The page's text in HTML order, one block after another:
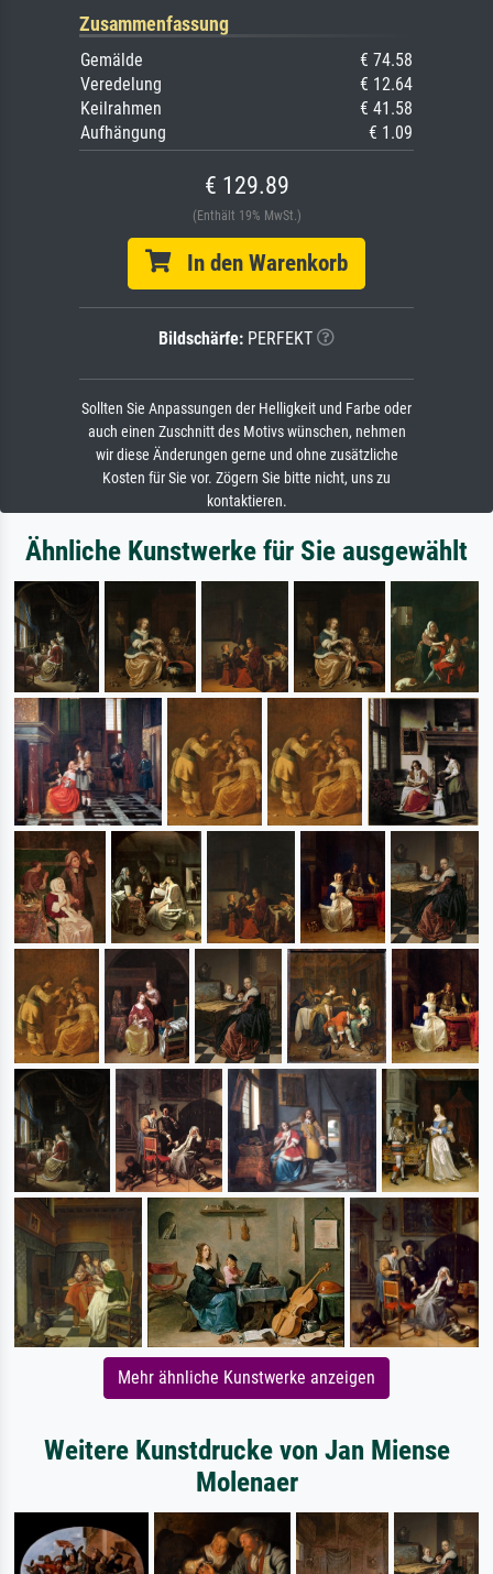
Zusammenfassung
Gemälde
€ 74.58
Veredelung
€ 12.64
Keilrahmen
€ 41.58
Aufhängung
€ 1.09
€ 129.89
(Enthält 19% MwSt.)
In den Warenkorb
Bildschärfe: PERFEKT
Sollten Sie Anpassungen der Helligkeit und Farbe oder
auch einen Zuschnitt des Motivs wünschen, nehmen
wir diese Änderungen gerne und ohne zusätzliche
Kosten für Sie vor. Zögern Sie bitte nicht, uns zu
kontaktieren.
Ähnliche Kunstwerke für Sie ausgewählt
Mehr ähnliche Kunstwerke anzeigen
Weitere Kunstdrucke von Jan Miense
Molenaer